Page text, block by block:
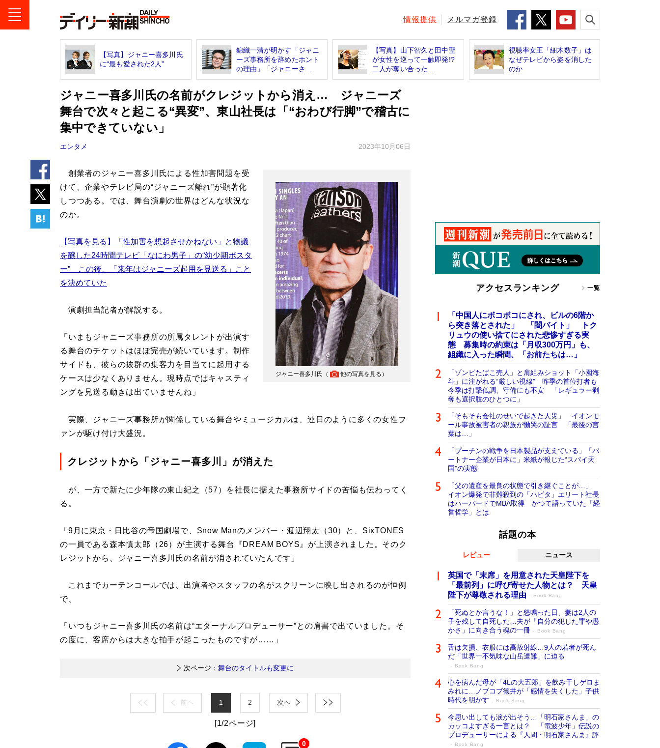
情報提供 メルマガ登録
【写真】ジャニー喜多川氏
に“最も愛された2人”
錦織一清が明かす「ジャニ
ーズ事務所を辞めたホント
の理由」「ジャニーさ...
【写真】山下智久と田中聖
が女性を巡って一触即発!?
二人が奪い合った...
視聴率女王「細木数子」は
なぜテレビから姿を消した
のか
ジャニー喜多川氏の名前がクレジットから消え… ジャニーズ
舞台で次々と起こる“異変”、東山社長は「“おわび行脚”で稽古に
集中できていない」
エンタメ 2023年10月06日
ジャニー喜多川氏（ 他の写真を見る ）
創業者のジャニー喜多川氏による性加害問題を受
けて、企業やテレビ局の“ジャニーズ離れ”が顕著化
しつつある。では、舞台演劇の世界はどんな状況な
のか。
【写真を見る】「性加害を想起させかねない」と物議
を醸した24時間テレビ「なにわ男子」の“幼少期ポスタ
ー” この後、「来年はジャニーズ起用を見送る」こと
を決めていた
演劇担当記者が解説する。
「いまもジャニーズ事務所の所属タレントが出演す
る舞台のチケットはほぼ完売が続いています。制作
サイドも、彼らの抜群の集客力を目当てに起用する
ケースは少なくありません。現時点ではキャスティ
ングを見送る動きは出ていませんね」
実際、ジャニーズ事務所が関係している舞台やミュージカルは、連日のように多くの女性フ
ァンが駆け付け大盛況。
クレジットから「ジャニー喜多川」が消えた
が、一方で新たに少年隊の東山紀之（57）を社長に据えた事務所サイドの苦悩も伝わってく
る。
「9月に東京・日比谷の帝国劇場で、Snow Manのメンバー・渡辺翔太（30）と、SixTONES
の一員である森本慎太郎（26）が主演する舞台『DREAM BOYS』が上演されました。そのク
レジットから、ジャニー喜多川氏の名前が消されていたんです」
これまでカーテンコールでは、出演者やスタッフの名がスクリーンに映し出されるのが恒例
で、
「いつもジャニー喜多川氏の名前は“エターナルプロデューサー”との肩書で出ていました。そ
の度に、客席からは大きな拍手が起こったものですが……」
次ページ： 舞台のタイトルも変更に
前へ 1 2 次へ
[1/2ページ]
0
アクセスランキング 一覧
「中国人にボコボコにされ、ビルの6階か
ら突き落とされた」 「闇バイト」 トク
リュウの使い捨てにされた悲惨すぎる実
態 募集時の約束は「月収300万円」も、
組織に入った瞬間、「お前たちは…」
「ゾンビたばこ売人」と肩組みショット「小園海
斗」に注がれる“厳しい視線” 昨季の首位打者も
今季は打撃低調、守備にも不安 「レギュラー剥
奪も選択肢のひとつに」
「そもそも会社のせいで起きた人災」 イオンモ
ール事故被害者の親族が慟哭の証言 「最後の言
葉は…」
「プーチンの戦争を日本製品が支えている」「パ
ートナー企業が日本に」米紙が報じた“スパイ天
国”の実態
「父の遺産を最良の状態で引き継ぐことが…」
イオン爆発で非難殺到の「ハビタ」エリート社長
はハーバードでMBA取得 かつて語っていた「経
営哲学」とは
話題の本
レビュー ニュース
英国で「末席」を用意された天皇陛下を
「最前列」に呼び寄せた人物とは？ 天皇
陛下が尊敬される理由
Book Bang
「死ぬとか言うな！」と怒鳴った日、妻は2人の
子を残して自死した…夫が「自分の犯した罪や愚
かさ」に向き合う魂の一冊
Book Bang
舌は欠損、衣服には高放射線…9人の若者が死ん
だ「世界一不気味な山岳遭難」に迫る
Book Bang
心を病んだ母が「4Lの大五郎」を飲み干しゲロま
みれに…ノブコブ徳井が「感情を失くした」子供
時代を明かす
Book Bang
今思い出しても涙が出そう…「明石家さんま」の
カッコよすぎる一言とは？ 「電波少年」伝説の
プロデューサーによる『人間・明石家さんま』評
Book Bang